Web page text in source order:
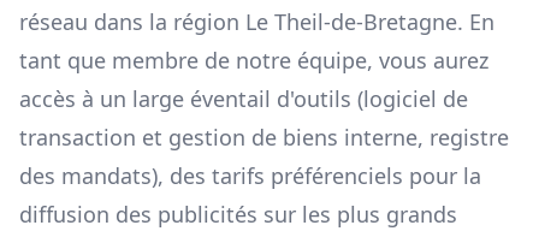
réseau dans la région Le Theil-de-Bretagne. En
tant que membre de notre équipe, vous aurez
accès à un large éventail d'outils (logiciel de
transaction et gestion de biens interne, registre
des mandats), des tarifs préférenciels pour la
diffusion des publicités sur les plus grands